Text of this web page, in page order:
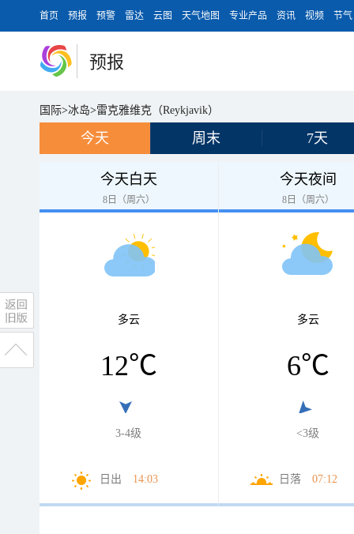
首页 预报 预警 雷达 云图 天气地图 专业产品 资讯 视频 节气
预报
国际>冰岛>雷克雅维克（Reykjavik）
今天 周末 7天
今天白天
8日（周六）
多云
12℃
3-4级
日出 14:03
今天夜间
8日（周六）
多云
6℃
<3级
日落 07:12